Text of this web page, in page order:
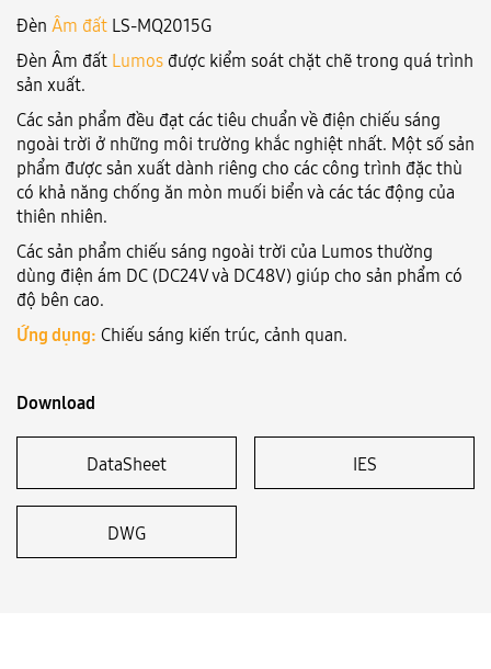
Công trình
Blog
Liên hệ
Đăng nhập
Language: VN EN
Đèn Âm đất LS-MQ2015G
Đèn Âm đất Lumos được kiểm soát chặt chẽ trong quá trình
sản xuất.
Các sản phẩm đều đạt các tiêu chuẩn về điện chiếu sáng
ngoài trời ở những môi trường khắc nghiệt nhất. Một số sản
phẩm được sản xuất dành riêng cho các công trình đặc thù
có khả năng chống ăn mòn muối biển và các tác động của
thiên nhiên.
Các sản phẩm chiếu sáng ngoài trời của Lumos thường
dùng điện ám DC (DC24V và DC48V) giúp cho sản phẩm có
độ bên cao.
Ứng dụng: Chiếu sáng kiến trúc, cảnh quan.
Download
DataSheet IES
DWG